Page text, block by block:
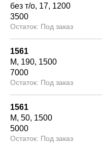
без т/о 17 1200
3500
Под заказ
1561
М
190 1500
7000
Под заказ
1561
М 50 1500
5000
Под заказ